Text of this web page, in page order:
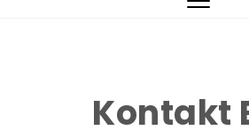
Toggle
Kontakt